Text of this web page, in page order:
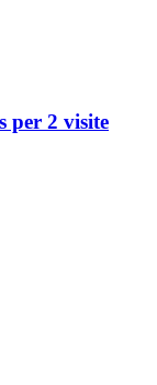
per 2 visite